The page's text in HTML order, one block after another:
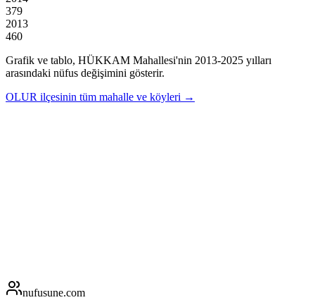
379
2013
460
Grafik ve tablo, HÜKKAM Mahallesi'nin 2013-2025 yılları
arasındaki nüfus değişimini gösterir.
OLUR ilçesinin tüm mahalle ve köyleri →
nufusune.com